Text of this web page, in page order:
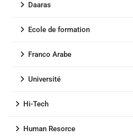
Daaras
Ecole de formation
Franco Arabe
Université
Hi-Tech
Human Resorce